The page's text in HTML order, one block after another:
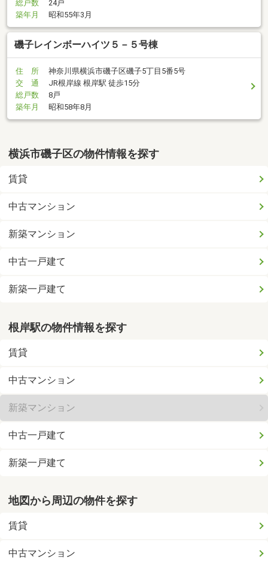
総戸数
24戸
築年月
昭和55年3月
磯子レインボーハイツ５－５号棟
住 所
神奈川県横浜市磯子区磯子5丁目5番5号
交 通
JR根岸線 根岸駅 徒歩15分
総戸数
8戸
築年月
昭和58年8月
横浜市磯子区の物件情報を探す
賃貸
中古マンション
新築マンション
中古一戸建て
新築一戸建て
根岸駅の物件情報を探す
賃貸
中古マンション
新築マンション
中古一戸建て
新築一戸建て
地図から周辺の物件を探す
賃貸
中古マンション